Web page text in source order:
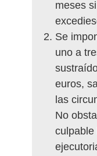
meses
Se
uno a
euros,
las
No
culpable